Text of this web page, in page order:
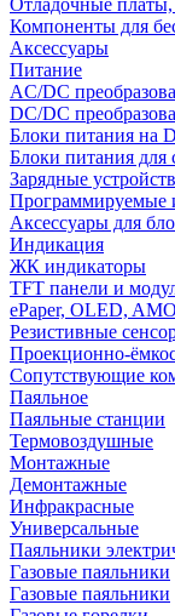
Отладочные
Компоненты для
Аксессуары
Питание
AC/DC
DC/DC
Блоки питания на
Блоки питания для
Зарядные
Программируемые
Аксессуары для
Индикация
ЖК индикаторы
TFT панели и
ePaper, OLED,
Резистивные
Проекционно-
Сопутствующие
Паяльное
Паяльные станции
Термовоздушные
Монтажные
Демонтажные
Инфракрасные
Универсальные
Паяльники
Газовые паяльники
Газовые паяльники